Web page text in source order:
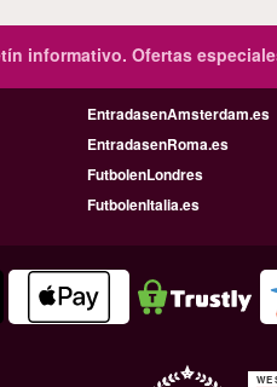
informativo. Ofertas
EntradasenAmsterdam.es
EntradasenRoma.es
FutbolenLondres
FutbolenItalia.es
WE